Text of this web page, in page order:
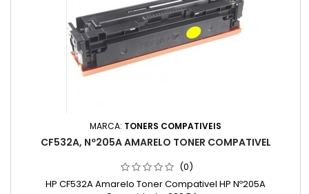
MARCA: TONERS COMPATIVEIS
CF532A, Nº205A AMARELO TONER COMPATIVEL
(0)
HP CF532A Amarelo Toner Compativel HP Nº205A